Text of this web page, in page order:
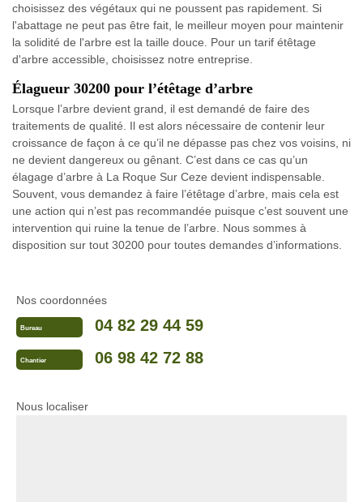
choisissez des végétaux qui ne poussent pas rapidement. Si
l'abattage ne peut pas être fait, le meilleur moyen pour maintenir
la solidité de l'arbre est la taille douce. Pour un tarif étêtage
d'arbre accessible, choisissez notre entreprise.
Élagueur 30200 pour l’étêtage d’arbre
Lorsque l’arbre devient grand, il est demandé de faire des
traitements de qualité. Il est alors nécessaire de contenir leur
croissance de façon à ce qu’il ne dépasse pas chez vos voisins, ni
ne devient dangereux ou gênant. C’est dans ce cas qu’un
élagage d’arbre à La Roque Sur Ceze devient indispensable.
Souvent, vous demandez à faire l’étêtage d’arbre, mais cela est
une action qui n’est pas recommandée puisque c’est souvent une
intervention qui ruine la tenue de l’arbre. Nous sommes à
disposition sur tout 30200 pour toutes demandes d’informations.
Nos coordonnées
Bureau 04 82 29 44 59
Chantier 06 98 42 72 88
Nous localiser